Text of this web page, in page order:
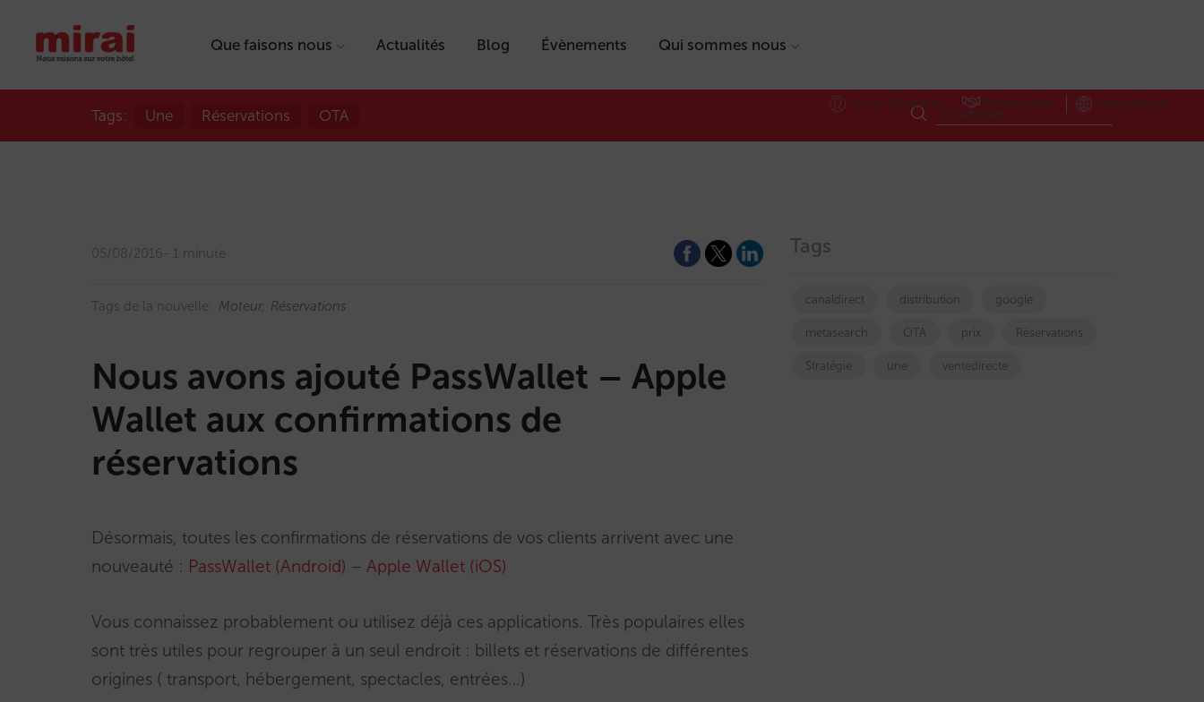
Que faisons nous Actualités Blog Évènements Qui sommes nous
Accès Hôteliers Partnerships International
Tags: Une Réservations OTA
05/08/2016 1 minute
Tags de la nouvelle: Moteur Réservations
Nous avons ajouté PassWallet – Apple
Wallet aux confirmations de
réservations
Désormais, toutes les confirmations de réservations de vos clients arrivent avec une
nouveauté : ​ PassWallet (Android) – Apple Wallet (iOS)
Vous connaissez probablement ou utilisez déjà ces applications. Très populaires elles
sont très utiles pour regrouper à un seul endroit : billets et réservations de différentes
origines ( transport, hébergement, spectacles, entrées…)
Tags
canaldirect distribution google
metasearch OTA prix Réservations
Stratégie une ventedirecte